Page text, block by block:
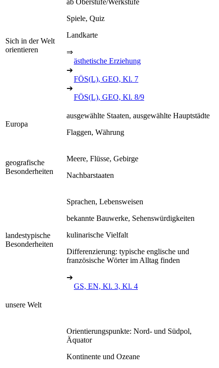
Sich in der Welt
orientieren
Spiele, Quiz
Landkarte
⇒
ästhetische Erziehung
➔
FÖS(L), GEO, Kl. 7
➔
FÖS(L), GEO, Kl. 8/9
Europa
ausgewählte Staaten, ausgewählte Hauptstädte
Flaggen, Währung
geografische
Besonderheiten
Meere, Flüsse, Gebirge
Nachbarstaaten
landestypische
Besonderheiten
Sprachen, Lebensweisen
bekannte Bauwerke, Sehenswürdigkeiten
kulinarische Vielfalt
Differenzierung: typische englische und
französische Wörter im Alltag finden
➔
GS, EN, Kl. 3, Kl. 4
unsere Welt
Orientierungspunkte: Nord- und Südpol,
Äquator
Kontinente und Ozeane